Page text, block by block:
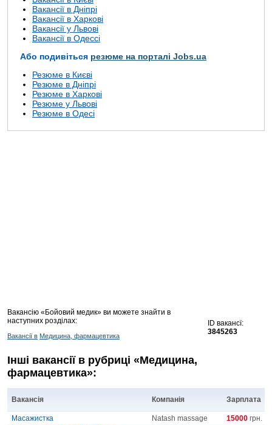
Вакансії в Дніпрі
Вакансії в Харкові
Вакансії у Львові
Вакансії в Одессі
Або подивіться резюме на порталі Jobs.ua
Резюме в Києві
Резюме в Дніпрі
Резюме в Харкові
Резюме у Львові
Резюме в Одесі
Вакансію «Бойовий медик» ви можете знайти в
наступних розділах:
Вакансії в Медицина, фармацевтика
ID вакансї:
3845263
Інші вакансії в рубриці «Медицина,
фармацевтика»:
Вакансія Компанія Зарплата
Масажистка Natash massage 15000 грн.